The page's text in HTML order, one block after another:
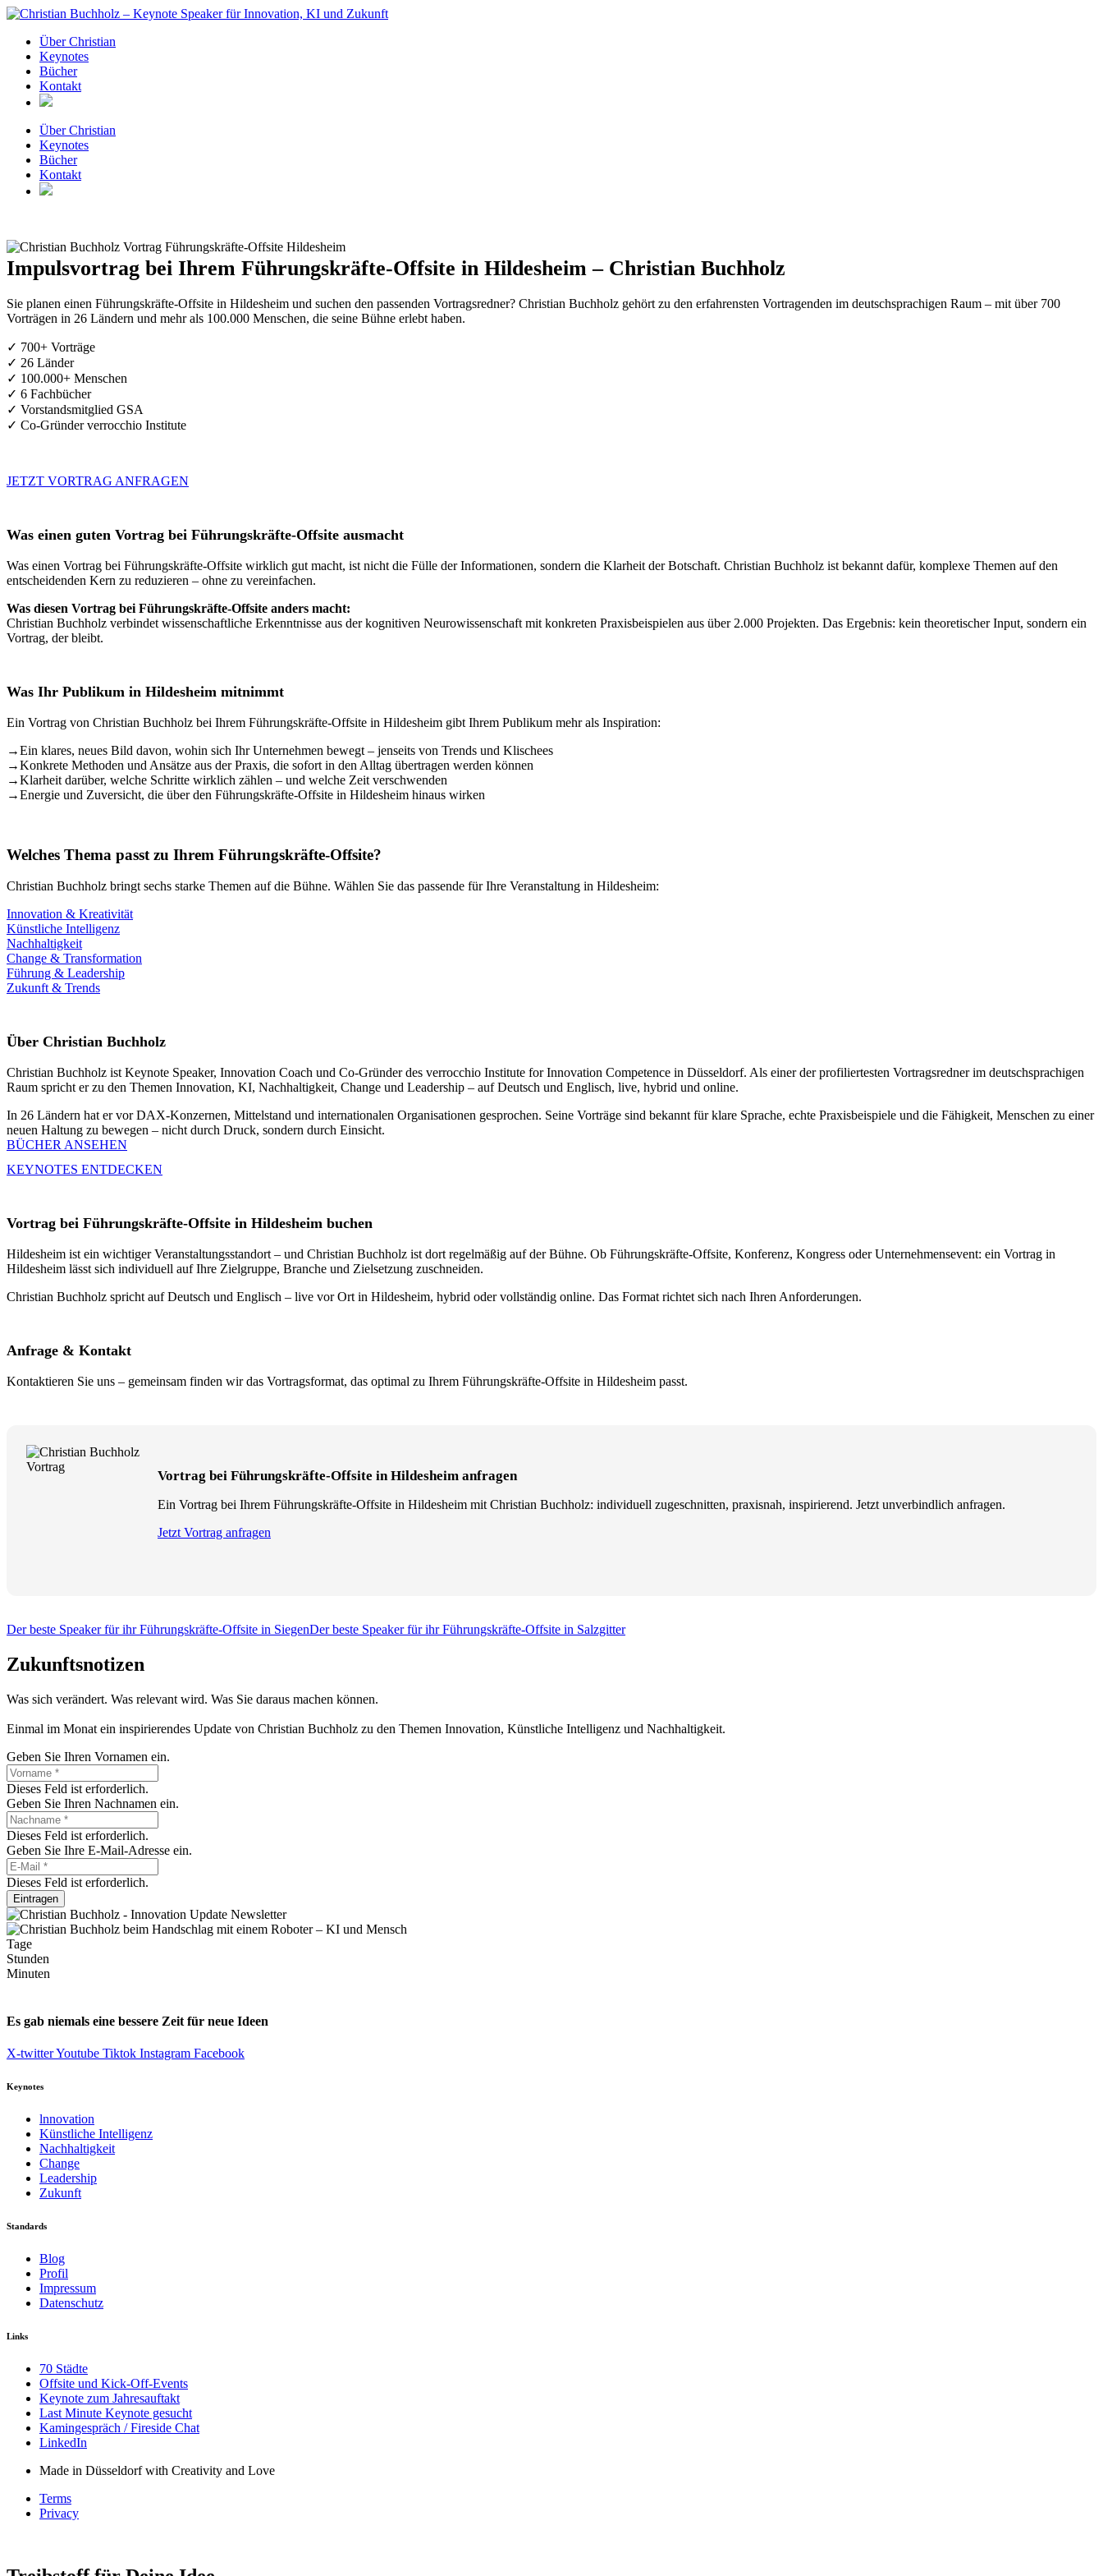
Zum
springenÜber Christian
Keynotes
Bücher
Kontakt
Über Christian
Keynotes
Bücher
Kontakt
Impulsvortrag bei Ihrem Führungskräfte-Offsite in Hildesheim – Christian Buchholz
Sie planen einen Führungskräfte-Offsite in Hildesheim und suchen den passenden Vortragsredner? Christian Buchholz gehört zu den erfahrensten Vortragenden im deutschsprachigen Raum – mit über 700
Vorträgen in 26 Ländern und mehr als 100.000 Menschen, die seine Bühne erlebt haben.
✓ 700+ Vorträge
✓ 26 Länder
✓ 100.000+ Menschen
✓ 6 Fachbücher
✓ Vorstandsmitglied GSA
✓ Co-Gründer verrocchio Institute
JETZT VORTRAG ANFRAGEN
Was einen guten Vortrag bei Führungskräfte-Offsite ausmacht
Was einen Vortrag bei Führungskräfte-Offsite wirklich gut macht, ist nicht die Fülle der Informationen, sondern die Klarheit der Botschaft. Christian Buchholz ist bekannt dafür, komplexe Themen auf den
entscheidenden Kern zu reduzieren – ohne zu vereinfachen.
Was diesen Vortrag bei Führungskräfte-Offsite anders macht:
Christian Buchholz verbindet wissenschaftliche Erkenntnisse aus der kognitiven Neurowissenschaft mit konkreten Praxisbeispielen aus über 2.000 Projekten. Das Ergebnis: kein theoretischer Input, sondern ein
Vortrag, der bleibt.
Was Ihr Publikum in Hildesheim mitnimmt
Ein Vortrag von Christian Buchholz bei Ihrem Führungskräfte-Offsite in Hildesheim gibt Ihrem Publikum mehr als Inspiration:
→Ein klares, neues Bild davon, wohin sich Ihr Unternehmen bewegt – jenseits von Trends und Klischees
→Konkrete Methoden und Ansätze aus der Praxis, die sofort in den Alltag übertragen werden können
→Klarheit darüber, welche Schritte wirklich zählen – und welche Zeit verschwenden
→Energie und Zuversicht, die über den Führungskräfte-Offsite in Hildesheim hinaus wirken
Welches Thema passt zu Ihrem Führungskräfte-Offsite?
Christian Buchholz bringt sechs starke Themen auf die Bühne. Wählen Sie das passende für Ihre Veranstaltung in Hildesheim:
Innovation & Kreativität
Künstliche Intelligenz
Nachhaltigkeit
Change & Transformation
Führung & Leadership
Zukunft & Trends
Über Christian Buchholz
Christian Buchholz ist Keynote Speaker, Innovation Coach und Co-Gründer des verrocchio Institute for Innovation Competence in Düsseldorf. Als einer der profiliertesten Vortragsredner im deutschsprachigen
Raum spricht er zu den Themen Innovation, KI, Nachhaltigkeit, Change und Leadership – auf Deutsch und Englisch, live, hybrid und online.
In 26 Ländern hat er vor DAX-Konzernen, Mittelstand und internationalen Organisationen gesprochen. Seine Vorträge sind bekannt für klare Sprache, echte Praxisbeispiele und die Fähigkeit, Menschen zu einer
neuen Haltung zu bewegen – nicht durch Druck, sondern durch Einsicht.
BÜCHER ANSEHEN
KEYNOTES ENTDECKEN
Vortrag bei Führungskräfte-Offsite in Hildesheim buchen
Hildesheim ist ein wichtiger Veranstaltungsstandort – und Christian Buchholz ist dort regelmäßig auf der Bühne. Ob Führungskräfte-Offsite, Konferenz, Kongress oder Unternehmensevent: ein Vortrag in
Hildesheim lässt sich individuell auf Ihre Zielgruppe, Branche und Zielsetzung zuschneiden.
Christian Buchholz spricht auf Deutsch und Englisch – live vor Ort in Hildesheim, hybrid oder vollständig online. Das Format richtet sich nach Ihren Anforderungen.
Anfrage & Kontakt
Kontaktieren Sie uns – gemeinsam finden wir das Vortragsformat, das optimal zu Ihrem Führungskräfte-Offsite in Hildesheim passt.
Vortrag bei Führungskräfte-Offsite in Hildesheim anfragen
Ein Vortrag bei Ihrem Führungskräfte-Offsite in Hildesheim mit Christian Buchholz: individuell zugeschnitten, praxisnah, inspirierend. Jetzt unverbindlich anfragen.
Jetzt Vortrag anfragen
Der beste Speaker für ihr Führungskräfte-Offsite in SiegenDer beste Speaker für ihr Führungskräfte-Offsite in Salzgitter
Zukunftsnotizen
Was sich verändert. Was relevant wird. Was Sie daraus machen können.
Einmal im Monat ein inspirierendes Update von Christian Buchholz zu den Themen Innovation, Künstliche Intelligenz und Nachhaltigkeit.
Geben Sie Ihren Vornamen ein.
Dieses Feld ist erforderlich.
Geben Sie Ihren Nachnamen ein.
Dieses Feld ist erforderlich.
Geben Sie Ihre E-Mail-Adresse ein.
Dieses Feld ist erforderlich.
Eintragen
Tage
Stunden
Minuten
Es gab niemals eine bessere Zeit für neue Ideen
X-twitterYoutube Tiktok Instagram Facebook
Keynotes
lnnovation
Künstliche Intelligenz
Nachhaltigkeit
Change
Leadership
Zukunft
Standards
Blog
Profil
Impressum
Datenschutz
Links
70 Städte
Offsite und Kick-Off-Events
Keynote zum Jahresauftakt
Last Minute Keynote gesucht
Kamingespräch / Fireside Chat
LinkedIn
Made in Düsseldorf with Creativity and Love
Terms
Privacy